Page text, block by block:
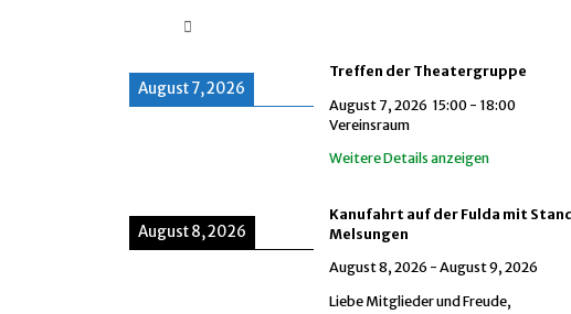
August 7, 2026
Treffen der Theatergruppe
August 7, 2026 15:00- 18:00
Vereinsraum
Weitere Details anzeigen
August 8, 2026
Kanufahrt auf der Fulda mit
Melsungen
August 8, 2026- August 9, 2026
Liebe Mitglieder und Freude,